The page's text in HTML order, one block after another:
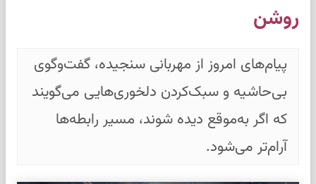
روشن
پیام‌های امروز از مهربانی سنجیده، گفت‌وگوی
بی‌حاشیه و سبک‌کردن دلخوری‌هایی می‌گویند
که اگر به‌موقع دیده شوند، مسیر رابطه‌ها
آرام‌تر می‌شود.